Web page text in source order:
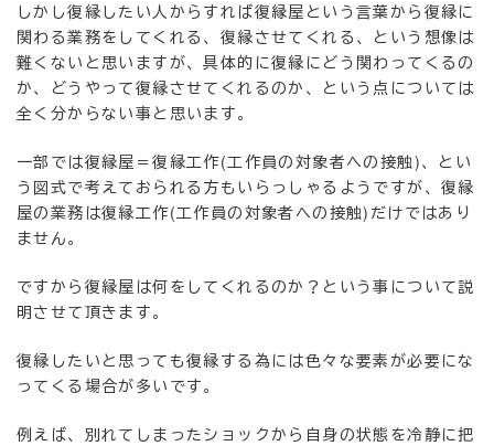
しかし復縁したい人からすれば復縁屋という言葉から復縁に
関わる業務をしてくれる、復縁させてくれる、という想像は
難くないと思いますが、具体的に復縁にどう関わってくるの
か、どうやって復縁させてくれるのか、という点については
全く分からない事と思います。
一部では復縁屋＝復縁工作(工作員の対象者への接触)、とい
う図式で考えておられる方もいらっしゃるようですが、復縁
屋の業務は復縁工作(工作員の対象者への接触)だけではあり
ません。
ですから復縁屋は何をしてくれるのか？という事について説
明させて頂きます。
復縁したいと思っても復縁する為には色々な要素が必要にな
ってくる場合が多いです。
例えば、別れてしまったショックから自身の状態を冷静に把